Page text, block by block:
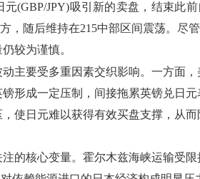
JPY)吸引新的卖盘，结束此前
，随后维持在215中部区间震荡。尽
较为谨慎。
主要受多重因素交织影响。一方面
形成一定压制，间接拖累英镑兑日
使日元难以获得有效买盘支撑，从而
核心变量。霍尔木兹海峡运输受限